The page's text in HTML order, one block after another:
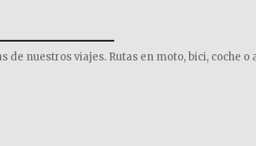
nuestros viajes. Rutas en moto, bici, coche